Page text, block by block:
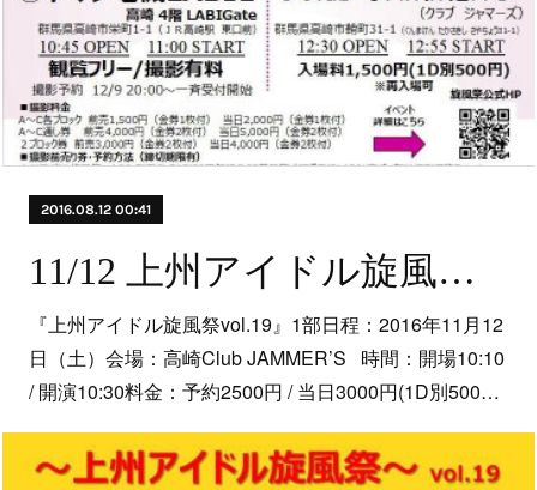
2016.08.12 00:41
11/12 上州アイドル旋風祭vol.19
『上州アイドル旋風祭vol.19』1部日程：2016年11月12
日（土）会場：高崎Club JAMMER’S 時間：開場10:10
/ 開演10:30料金：予約2500円 / 当日3000円(1D別500…